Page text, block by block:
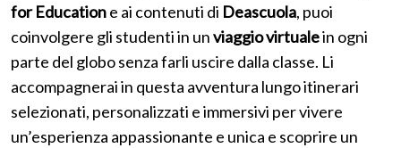
for Educatione ai contenuti di Deascuola, puoi
coinvolgere gli studenti in unviaggio virtualein ogni
parte del globo senza farli uscire dalla classe. Li
accompagnerai in questa avventura lungo itinerari
selezionati, personalizzati e immersivi per vivere
un’esperienza appassionante e unica e scoprire un